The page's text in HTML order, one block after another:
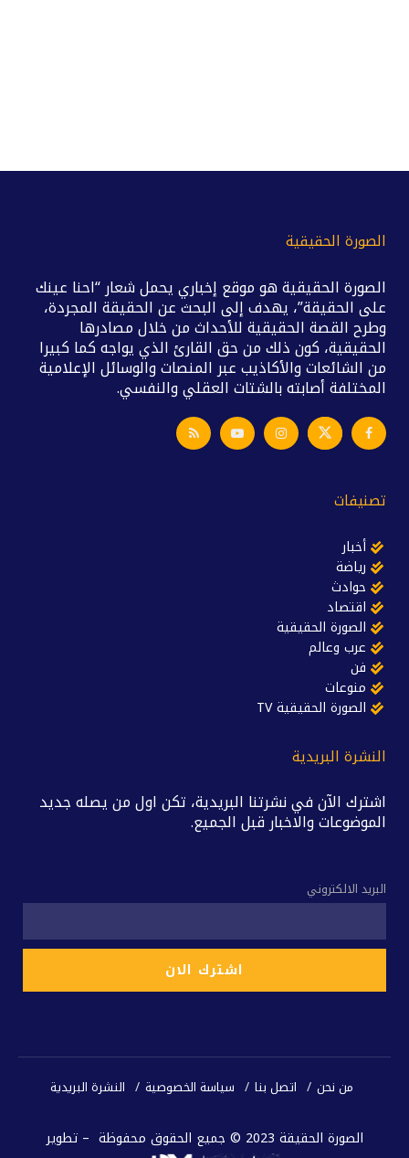
الصورة الحقيقية
الصورة الحقيقية هو موقع إخباري يحمل شعار “احنا عينك
على الحقيقة”، يهدف إلى البحث عن الحقيقة المجردة،
وطرح القصة الحقيقية للأحداث من خلال مصادرها
الحقيقية، كون ذلك من حق القارئ الذي يواجه كما كبيرا
من الشائعات والأكاذيب عبر المنصات والوسائل الإعلامية
المختلفة أصابته بالشتات العقلي والنفسي.
تصنيفات
أخبار
رياضة
حوادث
اقتصاد
الصورة الحقيقية
عرب وعالم
فن
منوعات
الصورة الحقيقية TV
النشرة البريدية
اشترك الآن في نشرتنا البريدية، تكن اول من يصله جديد
الموضوعات والاخبار قبل الجميع.
البريد الالكتروني
من نحن اتصل بنا سياسة الخصوصية النشرة البريدية
الصورة الحقيقة 2023 © جميع الحقوق محفوظة – تطوير